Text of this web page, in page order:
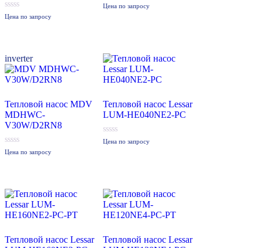
0
Цена по запросу
0
Цена по запросу
inverter
Тепловой насос MDV
MDHWC-
V30W/D2RN8
0
Цена по запросу
Тепловой насос Lessar
LUM-HE040NE2-PC
0
Цена по запросу
Тепловой насос Lessar
Тепловой насос Lessar